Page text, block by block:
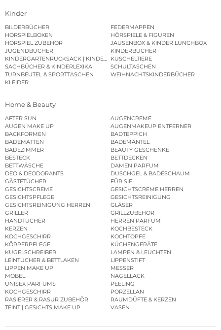
Kinder
BILDERBÜCHER
FEDERMAPPEN
HÖRSPIELBOXEN
HÖRSPIELE & FIGUREN
HÖRSPIEL ZUBEHÖR
JAUSENBOX & KINDER LUNCHBOX
JUGENDBÜCHER
KINDERBÜCHER
KINDERGARTENRUCKSACK | KINDERGARTENBEUTEL
KUSCHELTIERE
SACHBÜCHER & KINDERLEXIKA
SCHULTASCHEN
TURNBEUTEL & SPORTTASCHEN
WEIHNACHTSKINDERBÜCHER
KLEIDER
Home & Beauty
AFTER SUN
AUGENCREME
AUGEN MAKE UP
AUGENMAKEUP ENTFERNER
BACKFORMEN
BADTEPPICH
BADEMATTEN
BADEMÄNTEL
BADEZIMMER
BEAUTY GESCHENKE
BESTECK
BETTDECKEN
BETTWÄSCHE
DAMEN PARFUM
DEO & DEODORANTS
DUSCHGEL & BADESCHAUM
GÄSTETÜCHER
FÜR SIE
GESICHTSCREME
GESICHTSCREME HERREN
GESICHTSPFLEGE
GESICHTSREINIGUNG
GESICHTSREINIGUNG HERREN
GLÄSER
GRILLER
GRILLZUBEHÖR
HANDTÜCHER
HERREN PARFUM
KERZEN
KOCHBESTECK
KOCHGESCHIRR
KOCHTÖPFE
KÖRPERPFLEGE
KÜCHENGERÄTE
KUGELSCHREIBER
LAMPEN & LEUCHTEN
LEINTÜCHER & BETTLAKEN
LIPPENSTIFT
LIPPEN MAKE UP
MESSER
MÖBEL
NAGELLACK
UNISEX PARFUMS
PEELING
KOCHGESCHIRR
PORZELLAN
RASIERER & RASUR ZUBEHÖR
RAUMDÜFTE & KERZEN
TEINT | GESICHTS MAKE UP
VASEN